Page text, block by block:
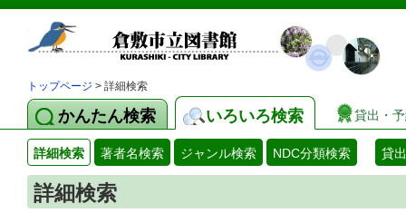
トップページ > 詳細検索
かんたん検索 いろいろ検索 貸出・
詳細検索 著者名検索 ジャンル検索 NDC分類検索 貸
詳細検索